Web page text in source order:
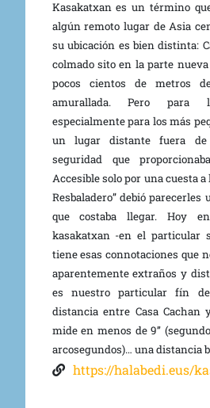
Kasakatxan es un término
algún remoto lugar de Asia
su ubicación es bien distinta:
colmado sito en la parte nueva
pocos cientos de metros
amurallada. Pero para
especialmente para los más
un lugar distante fuera
seguridad que
Accesible solo por una cuesta a
Resbaladero” debió
que costaba llegar. Hoy
kasakatxan -en el particular
tiene esas connotaciones que
aparentemente extraños y
es nuestro particular fín
distancia entre Casa Cachan
mide en menos de 9’’
arcosegundos)… una distancia
https://halabedi.eus/